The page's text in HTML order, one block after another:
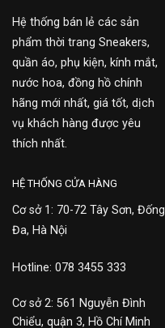
Hệ thống bán lẻ các sản
phẩm thời trang Sneakers,
quần áo, phụ kiện, kính mắt,
nước hoa, đồng hồ chính
hãng mới nhất, giá tốt, dịch
vụ khách hàng được yêu
thích nhất.
HỆ THỐNG CỬA HÀNG
Cơ sở 1: 70-72 Tây Sơn, Đống
Đa, Hà Nội
Hotline: 078 3455 333
Cơ sở 2: 561 Nguyễn Đình
Chiểu, quận 3, Hồ Chí Minh